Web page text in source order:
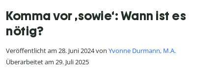
Komma vor ‚sowie‘: Wann ist es
nötig?
Veröffentlicht am 28. Juni 2024 von Yvonne Durmann, M.A.
Überarbeitet am 29. Juli 2025